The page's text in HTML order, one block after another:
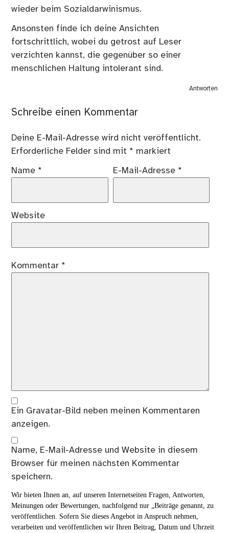
wieder beim Sozialdarwinismus.
Ansonsten finde ich deine Ansichten
fortschrittlich, wobei du getrost auf Leser
verzichten kannst, die gegenüber so einer
menschlichen Haltung intolerant sind.
Antworten
Schreibe einen Kommentar
Deine E-Mail-Adresse wird nicht veröffentlicht.
Erforderliche Felder sind mit * markiert
Name * E-Mail-Adresse *
Website
Kommentar *
Ein Gravatar-Bild neben meinen Kommentaren
anzeigen.
Name, E-Mail-Adresse und Website in diesem
Browser für meinen nächsten Kommentar
speichern.
Wir bieten Ihnen an, auf unseren Internetseiten Fragen, Antworten,
Meinungen oder Bewertungen, nachfolgend nur „Beiträge genannt, zu
veröffentlichen. Sofern Sie dieses Angebot in Anspruch nehmen,
verarbeiten und veröffentlichen wir Ihren Beitrag, Datum und Uhrzeit